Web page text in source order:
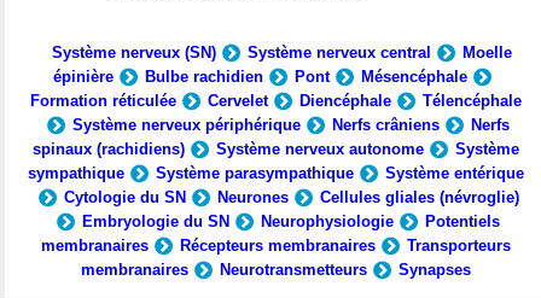
Système nerveux (SN) Système nerveux central
Moelle
épinière
Bulbe rachidien Pont
Mésencéphale
Formation réticulée
Cervelet Diencéphale
Télencéphale
Système nerveux périphérique
Nerfs crâniens
Nerfs
spinaux (rachidiens)
Système nerveux autonome
Système
sympathique
Système parasympathique
Système entérique
Cytologie du SN
Neurones
Cellules gliales (névroglie)
Embryologie du SN
Neurophysiologie
Potentiels
membranaires
Récepteurs membranaires
Transporteurs
membranaires
Neurotransmetteurs Synapses